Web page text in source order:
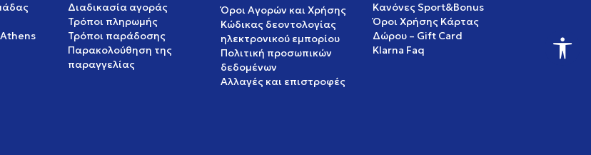
Διαδικασία αγοράς
Τρόποι πληρωμής
Τρόποι παράδοσης
Παρακολούθηση της
παραγγελίας
Όροι Αγορών και Χρήσης
Κώδικας δεοντολογίας
ηλεκτρονικού εμπορίου
Πολιτική προσωπικών
δεδομένων
Αλλαγές και επιστροφές
Κανόνες Sport&Bonus
Όροι Χρήσης Κάρτας
Δώρου – Gift Card
Klarna Faq